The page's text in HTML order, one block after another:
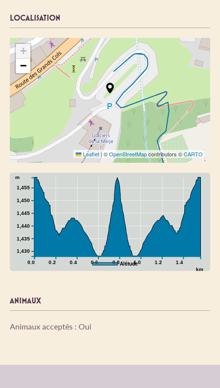
LOCALISATION
+
−
Leaflet | ©OpenStreetMapcontributors ©CARTO
0.0 0.2 0.4 0.6 0.8 1.0 1.2 1.4
km
1,430
1,435
1,440
1,445
1,450
1,455
m
Altitude
ANIMAUX
Animaux acceptés : Oui